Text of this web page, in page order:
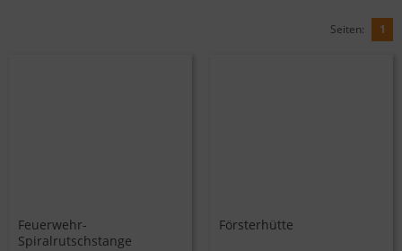
Seiten: 1
Feuerwehr-
Spiralrutschstange
Försterhütte